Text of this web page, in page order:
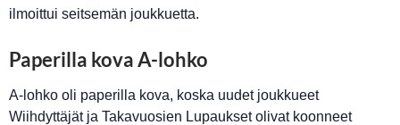
ilmoittui seitsemän joukkuetta.
Paperilla kova A-lohko
A-lohko oli paperilla kova, koska uudet joukkueet
Wiihdyttäjät ja Takavuosien Lupaukset olivat koonneet